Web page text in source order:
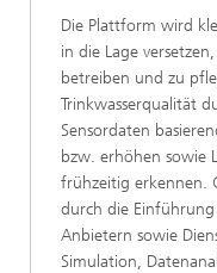
Die Plattform wird
in die Lage
betreiben und zu
Trinkwasserqualität
Sensordaten
bzw. erhöhen sowie
frühzeitig erkennen.
durch die Einführung
Anbietern sowie
Simulation,